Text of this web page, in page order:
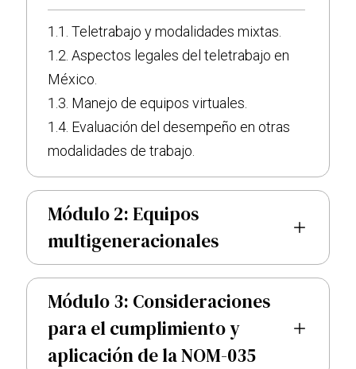
1.1. Teletrabajo y modalidades mixtas.
1.2. Aspectos legales del teletrabajo en
México.
1.3. Manejo de equipos virtuales.
1.4. Evaluación del desempeño en otras
modalidades de trabajo.
Módulo 2: Equipos
multigeneracionales
Módulo 3: Consideraciones
para el cumplimiento y
aplicación de la NOM-035